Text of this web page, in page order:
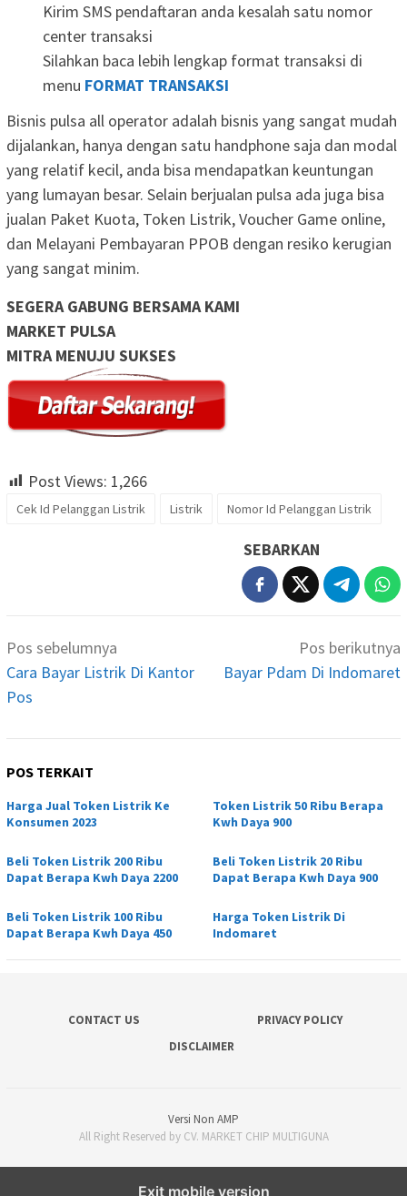
Kirim SMS pendaftaran anda kesalah satu nomor
center transaksi
Silahkan baca lebih lengkap format transaksi di
menu FORMAT TRANSAKSI
Bisnis pulsa all operator adalah bisnis yang sangat mudah
dijalankan, hanya dengan satu handphone saja dan modal
yang relatif kecil, anda bisa mendapatkan keuntungan
yang lumayan besar. Selain berjualan pulsa ada juga bisa
jualan Paket Kuota, Token Listrik, Voucher Game online,
dan Melayani Pembayaran PPOB dengan resiko kerugian
yang sangat minim.
SEGERA GABUNG BERSAMA KAMI
MARKET PULSA
MITRA MENUJU SUKSES
Post Views: 1,266
Cek Id Pelanggan Listrik Listrik Nomor Id Pelanggan Listrik
SEBARKAN
Navigasi
pos
Pos sebelumnya
Cara Bayar Listrik Di Kantor
Pos
Pos berikutnya
Bayar Pdam Di Indomaret
POS TERKAIT
Harga Jual Token Listrik Ke
Konsumen 2023
Token Listrik 50 Ribu Berapa
Kwh Daya 900
Beli Token Listrik 200 Ribu
Dapat Berapa Kwh Daya 2200
Beli Token Listrik 20 Ribu
Dapat Berapa Kwh Daya 900
Beli Token Listrik 100 Ribu
Dapat Berapa Kwh Daya 450
Harga Token Listrik Di
Indomaret
CONTACT US
PRIVACY POLICY
DISCLAIMER
Versi Non AMP
All Right Reserved by CV. MARKET CHIP MULTIGUNA
Exit mobile version